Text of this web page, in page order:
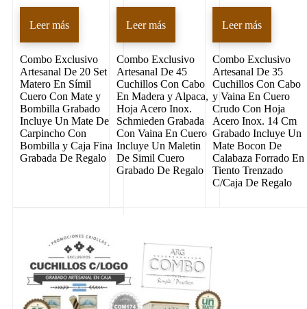
Leer más
Combo Exclusivo
Artesanal De 20 Set
Matero En Símil
Cuero Con Mate y
Bombilla Grabado
Incluye Un Mate De
Carpincho Con
Bombilla y Caja Fina
Grabada De Regalo
Leer más
Combo Exclusivo
Artesanal De 45
Cuchillos Con Cabo
En Madera y Alpaca,
Hoja Acero Inox.
Schmieden Grabada
Con Vaina En Cuero
Incluye Un Maletin
De Simil Cuero
Grabado De Regalo
Leer más
Combo Exclusivo
Artesanal De 35
Cuchillos Con Cabo
y Vaina En Cuero
Crudo Con Hoja
Acero Inox. 14 Cm
Grabado Incluye Un
Mate Bocon De
Calabaza Forrado En
Tiento Trenzado
C/Caja De Regalo